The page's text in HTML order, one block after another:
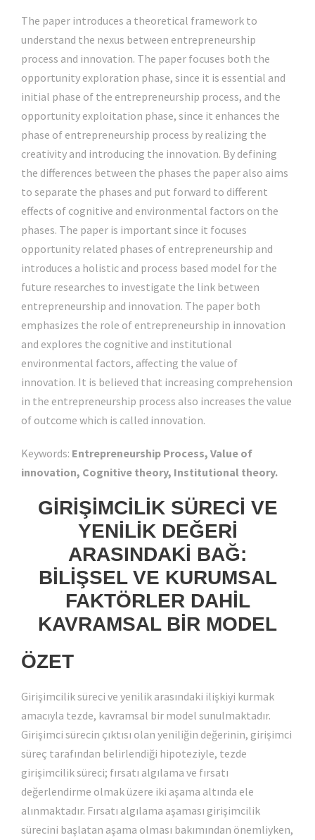
The paper introduces a theoretical framework to
understand the nexus between entrepreneurship
process and innovation. The paper focuses both the
opportunity exploration phase, since it is essential and
initial phase of the entrepreneurship process, and the
opportunity exploitation phase, since it enhances the
phase of entrepreneurship process by realizing the
creativity and introducing the innovation. By defining
the differences between the phases the paper also aims
to separate the phases and put forward to different
effects of cognitive and environmental factors on the
phases. The paper is important since it focuses
opportunity related phases of entrepreneurship and
introduces a holistic and process based model for the
future researches to investigate the link between
entrepreneurship and innovation. The paper both
emphasizes the role of entrepreneurship in innovation
and explores the cognitive and institutional
environmental factors, affecting the value of
innovation. It is believed that increasing comprehension
in the entrepreneurship process also increases the value
of outcome which is called innovation.
Keywords: Entrepreneurship Process, Value of
innovation, Cognitive theory, Institutional theory.
GİRİŞİMCİLİK SÜRECİ VE
YENİLİK DEĞERİ
ARASINDAKİ BAĞ:
BİLİŞSEL VE KURUMSAL
FAKTÖRLER DAHİL
KAVRAMSAL BİR MODEL
ÖZET
Girişimcilik süreci ve yenilik arasındaki ilişkiyi kurmak
amacıyla tezde, kavramsal bir model sunulmaktadır.
Girişimci sürecin çıktısı olan yeniliğin değerinin, girişimci
süreç tarafından belirlendiği hipoteziyle, tezde
girişimcilik süreci; fırsatı algılama ve fırsatı
değerlendirme olmak üzere iki aşama altında ele
alınmaktadır. Fırsatı algılama aşaması girişimcilik
sürecini başlatan aşama olması bakımından önemliyken,